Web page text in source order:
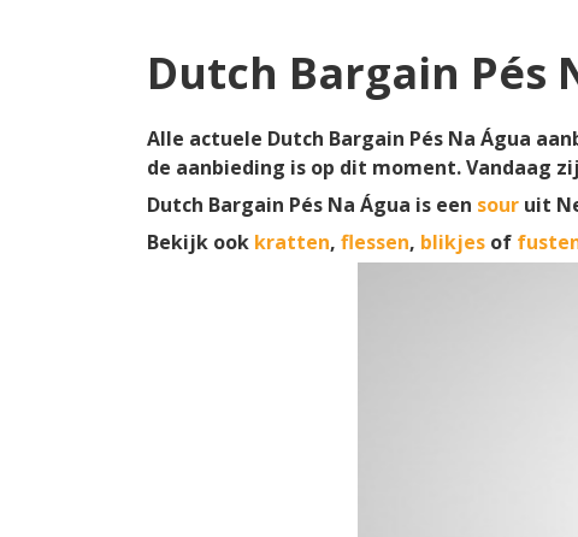
Dutch Bargain Pés
Alle actuele Dutch Bargain Pés Na Água
de aanbieding is op dit moment. Vandaag
Dutch Bargain Pés Na Água is een sour uit
Bekijk ook kratten, flessen, blikjes of